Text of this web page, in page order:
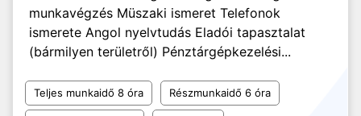
munkavégzés Müszaki ismeret Telefonok
ismerete Angol nyelvtudás Eladói tapasztalat
(bármilyen területről) Pénztárgépkezelési...
Teljes munkaidő 8 óra Részmunkaidő 6 óra